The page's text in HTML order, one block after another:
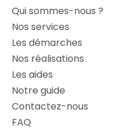
Qui sommes-nous ?
Nos services
Les démarches
Nos réalisations
Les aides
Notre guide
Contactez-nous
FAQ